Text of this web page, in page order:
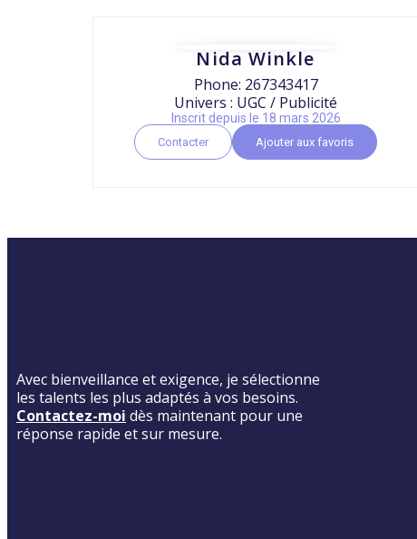
Nida Winkle
Phone: 267343417
Univers : UGC / Publicité
Inscrit depuis le 18 mars 2026
Contacter Ajouter aux favoris
Avec bienveillance et exigence, je sélectionne
les talents les plus adaptés à vos besoins.
Contactez-moi dès maintenant pour une
réponse rapide et sur mesure.